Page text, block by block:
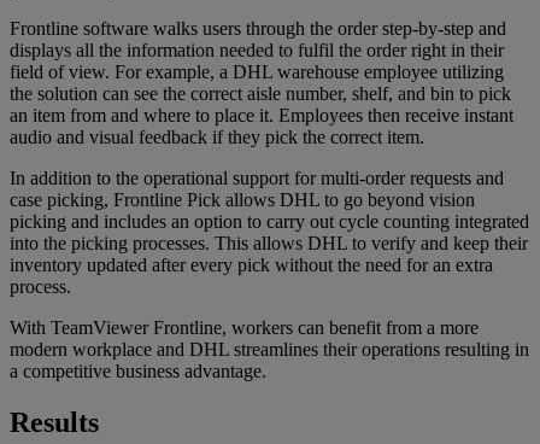
Frontline software walks users through the order step-by-step and
displays all the information needed to fulfil the order right in their
field of view. For example, a DHL warehouse employee utilizing
the solution can see the correct aisle number, shelf, and bin to pick
an item from and where to place it. Employees then receive instant
audio and visual feedback if they pick the correct item.
In addition to the operational support for multi-order requests and
case picking, Frontline Pick allows DHL to go beyond vision
picking and includes an option to carry out cycle counting integrated
into the picking processes. This allows DHL to verify and keep their
inventory updated after every pick without the need for an extra
process.
With TeamViewer Frontline, workers can benefit from a more
modern workplace and DHL streamlines their operations resulting in
a competitive business advantage.
Results